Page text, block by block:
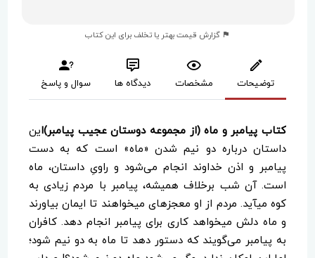
گزارش قیمت بهتر یا تخلف برای این کتاب
توضیحات مشخصات دیدگاه ها سوال و پاسخ
کتاب پیامبر و ماه (از مجموعه دوستان عجیب پیامبر)این
داستان درباره دو نیم شدن «ماه» است که به دست
پیامبر و اذن خداوند انجام می‌شود و راویِ داستان، ماه
است. آن شب برخلاف همیشه، پیامبر با مردم زیادی به
کوه می‎آید. مردم از او معجزه‎ای می‎خواهند تا ایمان بیاورند
و ماه دلش می‎خواهد کاری برای پیامبر انجام دهد. کافران
به پیامبر می‌گویند که دستور دهد تا ماه به دو نیم شود؛